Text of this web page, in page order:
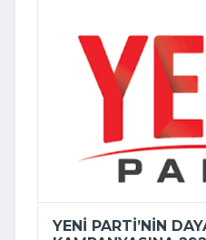
YENI PARTI’NIN